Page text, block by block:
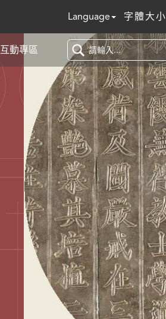
Language 字體大小
互動專區